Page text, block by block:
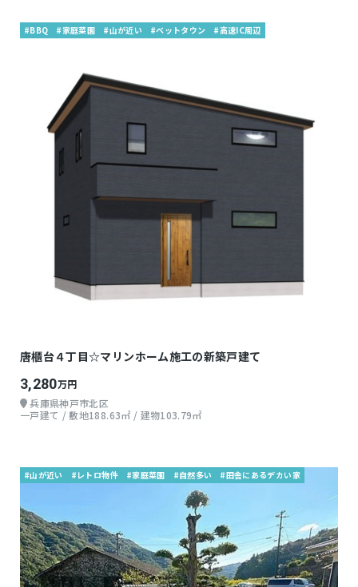
#BBQ #家庭菜園 #山が近い #ベットタウン #高速IC周辺
唐櫃台４丁目☆マリンホーム施工の新築戸建て
3,280万円
兵庫県神戸市北区
一戸建て / 敷地188.63㎡ / 建物103.79㎡
#山が近い #レトロ物件 #家庭菜園 #自然多い #田舎にあるデカい家